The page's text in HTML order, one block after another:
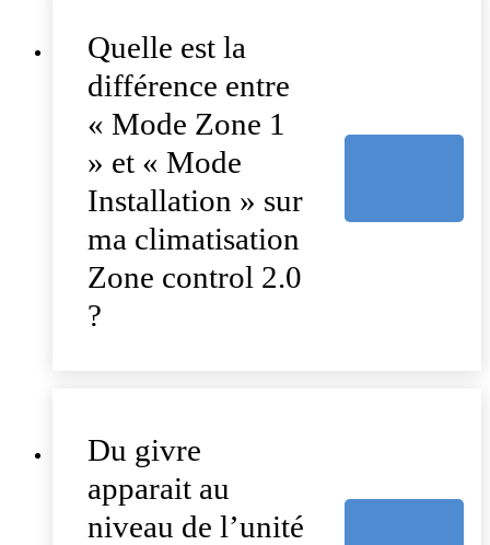
Quelle est la
différence entre
« Mode Zone 1
» et « Mode
Installation » sur
ma climatisation
Zone control 2.0
?
Du givre
apparait au
niveau de l’unité